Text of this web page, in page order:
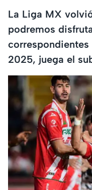
La Liga MX
podremos
correspondientes
2025, juega el